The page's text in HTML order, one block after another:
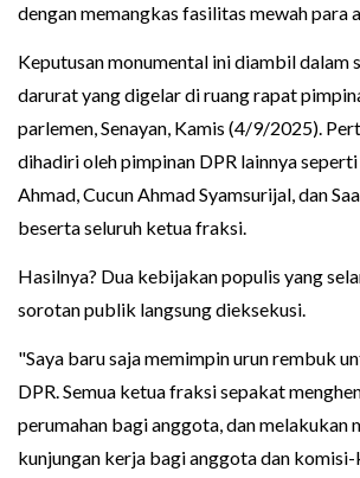
dengan memangkas fasilitas mewah para
Keputusan monumental ini diambil dalam
darurat yang digelar di ruang rapat
parlemen, Senayan, Kamis (4/9/2025).
dihadiri oleh pimpinan DPR lainnya
Ahmad, Cucun Ahmad Syamsurijal, dan
beserta seluruh ketua fraksi.
Hasilnya? Dua kebijakan populis yang
sorotan publik langsung dieksekusi.
"Saya baru saja memimpin urun rembuk
DPR. Semua ketua fraksi sepakat
perumahan bagi anggota, dan melakukan
kunjungan kerja bagi anggota dan